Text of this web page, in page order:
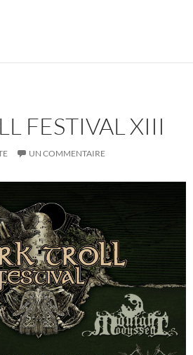
FESTIVAL XIII
UN COMMENTAIRE